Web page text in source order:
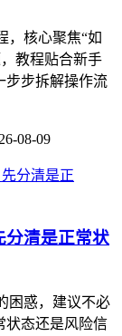
，核心聚焦“如
教程贴合新手
步步拆解操作流
08-09
分清是正常状
困惑，建议不必
状态还是风险信